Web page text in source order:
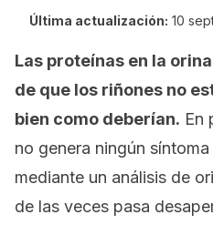
Última actualización: 10
Las proteínas en la
de que los riñones no
bien como deberían. En
no genera ningún
mediante un análisis de
de las veces pasa